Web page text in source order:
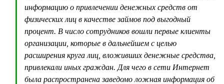
информацию о привлечении денежных средств от
физических лиц в качестве займов под выгодный
процент. В число сотрудников вошли первые клиенты
организации, которые в дальнейшем с целью
расширения круга лиц, вложивших денежные средства,
привлекали иных граждан. Для чего в сети Интернет
была распространена заведомо ложная информация об